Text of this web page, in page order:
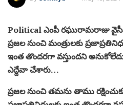
Political ఎంపీ రఘురామరాజు
ప్రజల నుంచి మంత్రులకు
ఇంత తొందరగా వస్తుందని
ఎద్దేవా చేశారు…
ప్రజల నుంచి తమను తాము